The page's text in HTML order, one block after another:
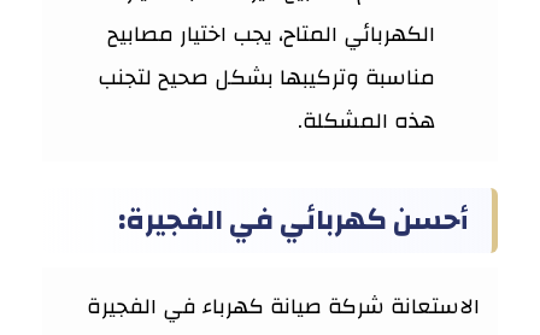
الكهربائي المتاح، يجب اختيار مصابيح
مناسبة وتركيبها بشكل صحيح لتجنب
هذه المشكلة.
أحسن كهربائي في الفجيرة:
الاستعانة شركة صيانة كهرباء في الفجيرة